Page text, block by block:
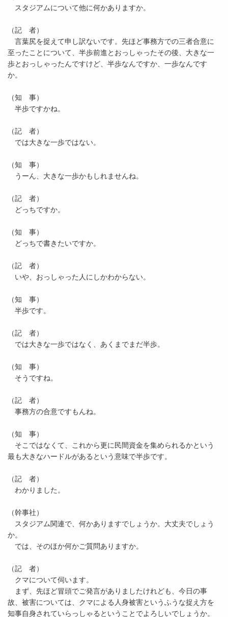
スタジアムについて他に何かありますか。
（記 者）
言葉尻を捉えて申し訳ないです。先ほど事務方での三者合意に
至ったことについて、半歩前進とおっしゃったその後、大きな一
歩とおっしゃったんですけど、半歩なんですか、一歩なんです
か。
（知 事）
半歩ですかね。
（記 者）
では大きな一歩ではない。
（知 事）
うーん、大きな一歩かもしれませんね。
（記 者）
どっちですか。
（知 事）
どっちで書きたいですか。
（記 者）
いや、おっしゃった人にしかわからない。
（知 事）
半歩です。
（記 者）
では大きな一歩ではなく、あくまでまだ半歩。
（知 事）
そうですね。
（記 者）
事務方の合意ですもんね。
（知 事）
そこではなくて、これから更に民間資金を集められるかという
最も大きなハードルがあるという意味で半歩です。
（記 者）
わかりました。
（幹事社）
スタジアム関連で、何かありますでしょうか。大丈夫でしょう
か。
では、そのほか何かご質問ありますか。
（記 者）
クマについて伺います。
まず、先ほど冒頭でご発言がありましたけれども、今日の事
故、被害については、クマによる人身被害というふうな捉え方を
知事自身されていらっしゃるということでよろしいでしょうか。